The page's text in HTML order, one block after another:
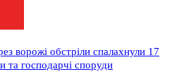
ворожі обстріли спалахнули 17
та господарчі споруди